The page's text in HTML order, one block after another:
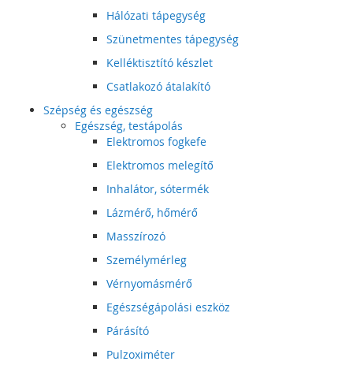
Hálózati tápegység
Szünetmentes tápegység
Kelléktisztító készlet
Csatlakozó átalakító
Szépség és egészség
Egészség, testápolás
Elektromos fogkefe
Elektromos melegítő
Inhalátor, sótermék
Lázmérő, hőmérő
Masszírozó
Személymérleg
Vérnyomásmérő
Egészségápolási eszköz
Párásító
Pulzoximéter